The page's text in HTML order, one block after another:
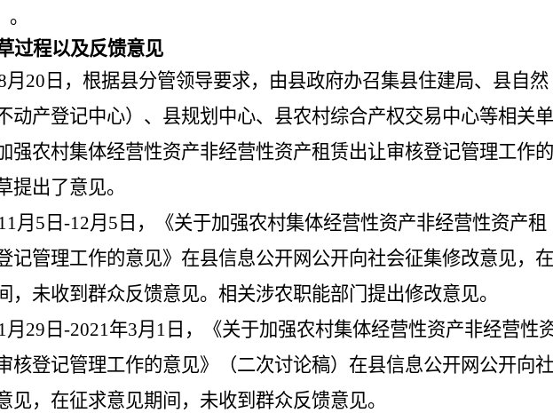
过程以及反馈意见
月20日，根据县分管领导要求，由县政府办召集县住建局、县自然
动产登记中心）、县规划中心、县农村综合产权交易中心等相关单
强农村集体经营性资产非经营性资产租赁出让审核登记管理工作的
提出了意见。
月5日-12月5日，《关于加强农村集体经营性资产非经营性资产租
记管理工作的意见》在县信息公开网公开向社会征集修改意见，在
，未收到群众反馈意见。相关涉农职能部门提出修改意见。
月29日-2021年3月1日，《关于加强农村集体经营性资产非经营性
核登记管理工作的意见》（二次讨论稿）在县信息公开网公开向社
见，在征求意见期间，未收到群众反馈意见。